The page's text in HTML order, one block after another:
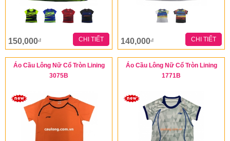
150,000đ CHI TIẾT 140,000đ CHI TIẾT
Áo Cầu Lông Nữ Cổ Tròn Lining
3075B
Áo Cầu Lông Nữ Cổ Tròn Lining
1771B